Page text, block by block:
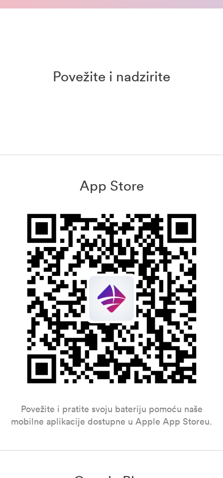
Povežite i nadzirite
App Store
Povežite i pratite svoju bateriju pomoću naše
mobilne aplikacije dostupne u Apple App Storeu.